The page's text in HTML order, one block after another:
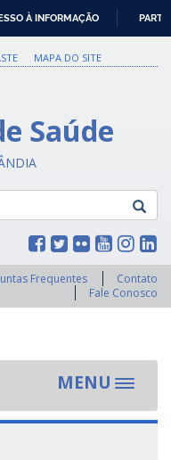
À INFORMAÇÃO
MAPA DO SITE
Saúde
Frequentes
Contato
Fale Conosco
MENU
Toggle